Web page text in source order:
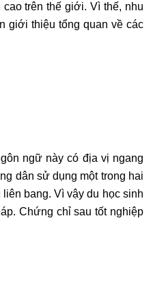
trên thế giới. Vì thế, nhu
giới thiệu tổng quan về các
ngữ này có địa vị ngang
dân sử dụng một trong hai
bang. Vì vậy du học sinh
Chứng chỉ sau tốt nghiệp